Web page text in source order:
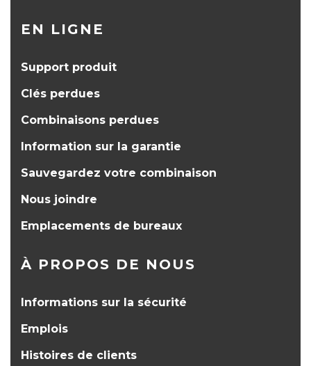
EN LIGNE
Support produit
Clés perdues
Combinaisons perdues
Information sur la garantie
Sauvegardez votre combinaison
Nous joindre
Emplacements de bureaux
À PROPOS DE NOUS
Informations sur la sécurité
Emplois
Histoires de clients